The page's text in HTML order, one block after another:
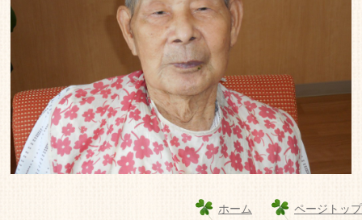
ホーム ページトップ